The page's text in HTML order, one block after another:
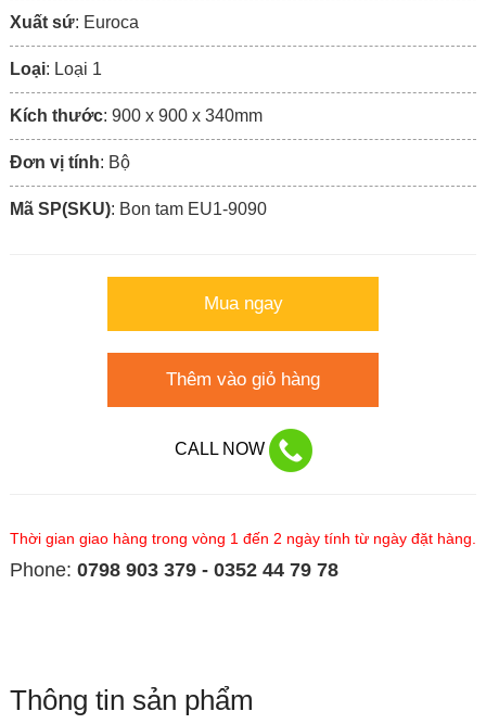
Xuất sứ: Euroca
Loại: Loại 1
Kích thước: 900 x 900 x 340mm
Đơn vị tính: Bộ
Mã SP(SKU): Bon tam EU1-9090
Mua ngay
Thêm vào giỏ hàng
CALL NOW
Thời gian giao hàng trong vòng 1 đến 2 ngày tính từ ngày đặt hàng.
Phone: 0798 903 379 - 0352 44 79 78
Thông tin sản phẩm